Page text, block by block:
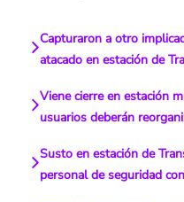
Capturaron a otro
atacado en estación de
Viene cierre en estación
usuarios deberán
Susto en estación de
personal de seguridad